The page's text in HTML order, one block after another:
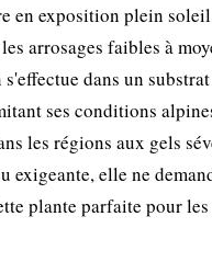
en exposition plein
arrosages faibles à
dans un
ses conditions
les régions aux gels
exigeante, elle ne
plante parfaite pour